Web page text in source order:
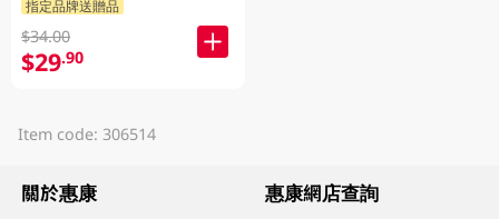
指定品牌送贈品
$34.00
$29.90
Item code: 306514
關於惠康 惠康網店查詢